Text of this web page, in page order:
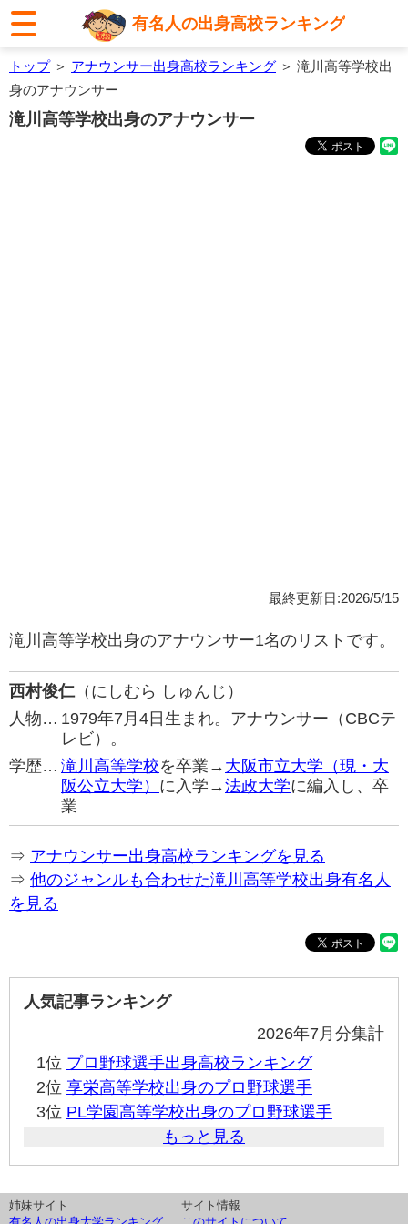
有名人の出身高校ランキング
トップ＞ アナウンサー出身高校ランキング ＞ 滝川高等学校出
身のアナウンサー
滝川高等学校出身のアナウンサー
最終更新日:2026/5/15
滝川高等学校出身のアナウンサー1名のリストです。
西村俊仁（にしむら しゅんじ）
人物… 1979年7月4日生まれ。アナウンサー（CBCテ
レビ）。
学歴… 滝川高等学校を卒業→ 大阪市立大学（現・大
阪公立大学） に入学→法政大学に編入し、卒
業
⇒ アナウンサー出身高校ランキングを見る
⇒ 他のジャンルも合わせた滝川高等学校出身有名人
を見る
人気記事ランキング
2026年7月分集計
1位 プロ野球選手出身高校ランキング
2位 享栄高等学校出身のプロ野球選手
3位 PL学園高等学校出身のプロ野球選手
もっと見る
姉妹サイト
サイト情報